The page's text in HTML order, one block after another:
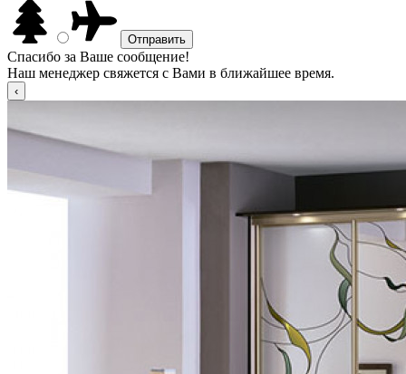
Спасибо за Ваше сообщение!
Наш менеджер свяжется с Вами в ближайшее время.